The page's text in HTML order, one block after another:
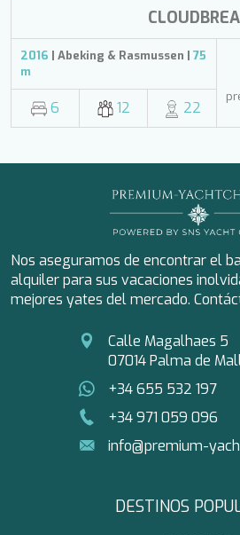
2016 | Abeking & Rasmussen | 75
m
6 12 22
Nos aseguramos de encontrar el
alquiler para sus vacaciones
mejores yates del mercado.
Calle Magalhaes 5
07014 Palma de
+34 655 532 197
+34 971 059 096
info@premium-
DESTINOS
SKYLARK
SONISHI
SOPHIA
SOUL
SOULMATE
SOUTH PAW C
STARDUST OF MARY
SUMMER BREEZE
SUMMER FUN
SUNBREEZE
TAKARA ONE
TRABUCAIRE